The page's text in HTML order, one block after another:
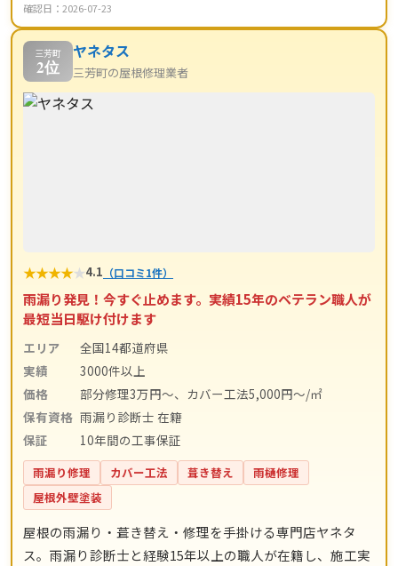
確認日：2026-07-23
三芳町
2位
ヤネタス
三芳町の屋根修理業者
★★★★★4.1 （口コミ1件）
雨漏り発見！今すぐ止めます。実績15年のベテラン職人が
最短当日駆け付けます
エリア
全国14都道府県
実績
3000件以上
価格
部分修理3万円～、カバー工法5,000円～/㎡
保有資格 雨漏り診断士 在籍
保証
10年間の工事保証
雨漏り修理 カバー工法 葺き替え
雨樋修理
屋根外壁塗装
屋根の雨漏り・葺き替え・修理を手掛ける専門店ヤネタ
ス。雨漏り診断士と経験15年以上の職人が在籍し、施工実